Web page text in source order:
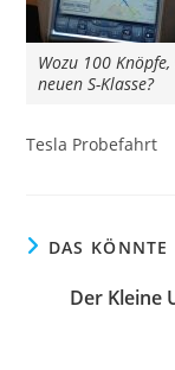
Wozu 100
neuen S-Klasse?
Tesla Probefahrt
DAS KÖNNTE
Der Kleine